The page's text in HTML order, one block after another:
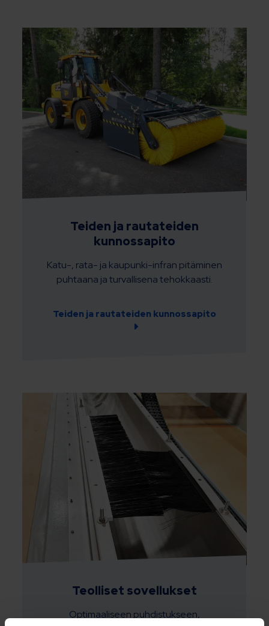
Teiden ja rautateiden
kunnossapito
Katu-, rata- ja kaupunki-infran pitäminen
puhtaana ja turvallisena tehokkaasti.
Teiden ja rautateiden kunnossapito
Teolliset sovellukset
Optimaaliseen puhdistukseen,